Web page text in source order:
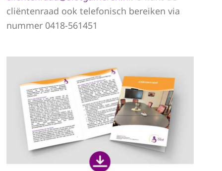
cliëntenraad ook telefonisch bereiken via
nummer 0418-561451